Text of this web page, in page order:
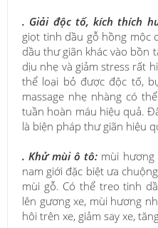
. Giải độc tố, kích thích
giọt tinh dầu gỗ hồng mộc
dầu thư giãn khác vào bồn
dịu nhẹ và giảm stress rất
thể loại bỏ được độc tố,
massage nhẹ nhàng có
tuần hoàn máu hiệu quả.
là biện pháp thư giãn hiệu
. Khử mùi ô tô: mùi hương
nam giới đặc biệt ưa
mùi gỗ. Có thể treo tinh
lên gương xe, mùi hương
hôi trên xe, giảm say xe,